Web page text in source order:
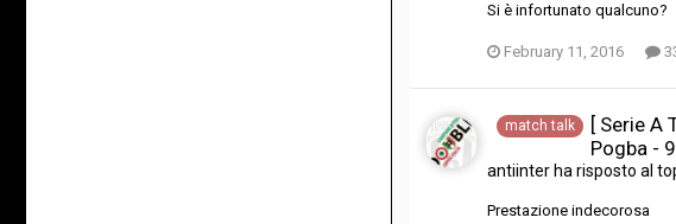
Si è infortunato qualcuno?
February 11, 2016
match talk
[ Serie A
Pogba -
antiinter ha risposto al
Prestazione indecorosa